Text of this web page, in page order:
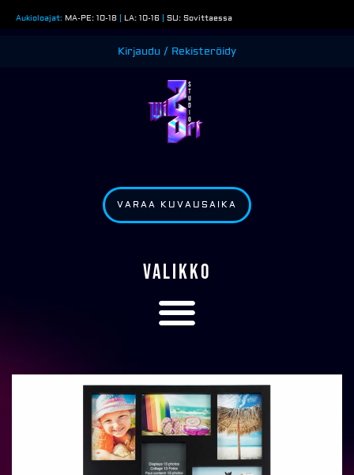
sisältöön
Aukioloajat: MA-PE: 10-18 | LA: 10-16 | SU: Sovittaessa
Kirjaudu / Rekisteröidy
VARAA KUVAUSAIKA
VALIKKO